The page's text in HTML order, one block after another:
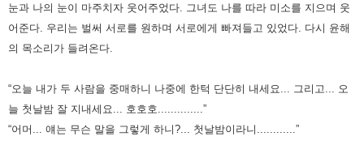
눈과 나의 눈이 마주치자 웃어주었다. 그녀도 나를 따라 미소를 지으며 웃
어준다. 우리는 벌써 서로를 원하며 서로에게 빠져들고 있었다. 다시 윤해
의 목소리가 들려온다.
“오늘 내가 두 사람을 중매하니 나중에 한턱 단단히 내세요... 그리고... 오
늘 첫날밤 잘 지내세요... 호호호..............”
“어머... 얘는 무슨 말을 그렇게 하니?... 첫날밤이라니............”